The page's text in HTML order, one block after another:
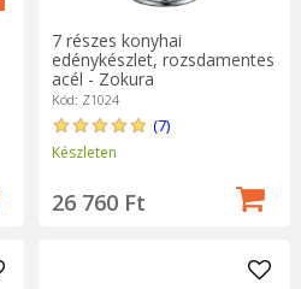
7 részes konyhai
edénykészlet, rozsdamentes
acél - Zokura
Kód: Z1024
(7)
Készleten
26 760 Ft